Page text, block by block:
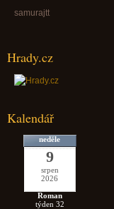
samurajtt
Hrady.cz
Kalendář
neděle
9
srpen
2026
Roman
týden 32